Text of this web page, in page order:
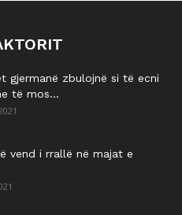
gjermanë zbulojnë si të ecni
të mos...
vend i rrallë në majat e